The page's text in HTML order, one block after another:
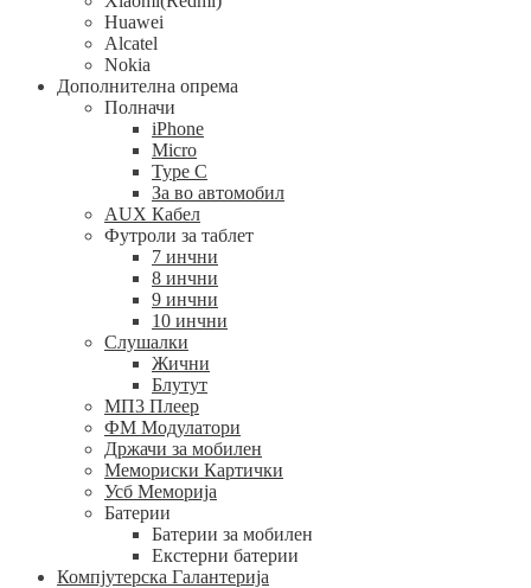
Huawei
Alcatel
Nokia
Дополнителна опрема
Полначи
iPhone
Micro
Type C
За во автомобил
AUX Кабел
Футроли за таблет
7 инчни
8 инчни
9 инчни
10 инчни
Слушалки
Жични
Блутут
МП3 Плеер
ФМ Модулатори
Држачи за мобилен
Мемориски Картички
Усб Меморија
Батерии
Батерии за мобилен
Екстерни батерии
Компјутерска Галантерија